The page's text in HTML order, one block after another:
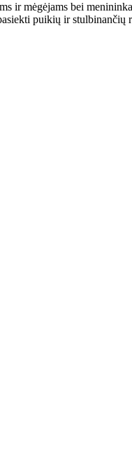
ir mėgėjams bei
puikių ir stulbinančių